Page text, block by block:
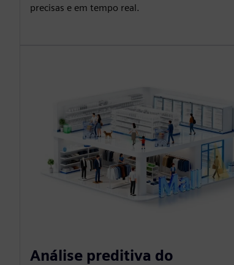
precisas e em tempo real.
Análise preditiva do